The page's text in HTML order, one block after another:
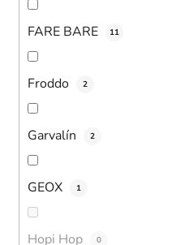
FARE BARE 11
Froddo 2
Garvalín 2
GEOX 1
Hopi Hop 0